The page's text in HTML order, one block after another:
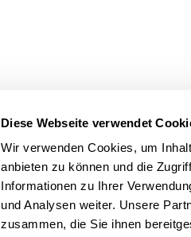
Diese Webseite verwendet
Wir verwenden Cookies, um
anbieten zu können und die
Informationen zu Ihrer
und Analysen weiter. Unsere
zusammen, die Sie ihnen